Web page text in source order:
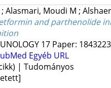
; Alasmari, Moudi M ;
and parthenolide
17 Paper:
Egyéb URL
| Tudományos